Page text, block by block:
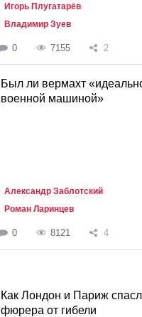
Игорь Плугатарёв
Владимир Зуев
0 7155 2
Был ли вермахт
военной машиной»
Александр Заблотский
Роман Ларинцев
0 8121 4
Как Лондон и Париж
фюрера от гибели